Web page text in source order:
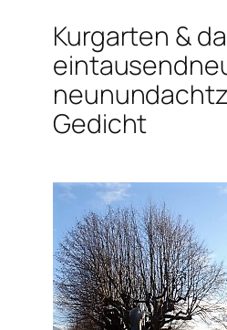
Kurgarten &
Gedicht